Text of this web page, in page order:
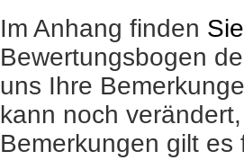
Im Anhang finden Sie
Bewertungsbogen
uns Ihre
kann noch
Bemerkungen gilt